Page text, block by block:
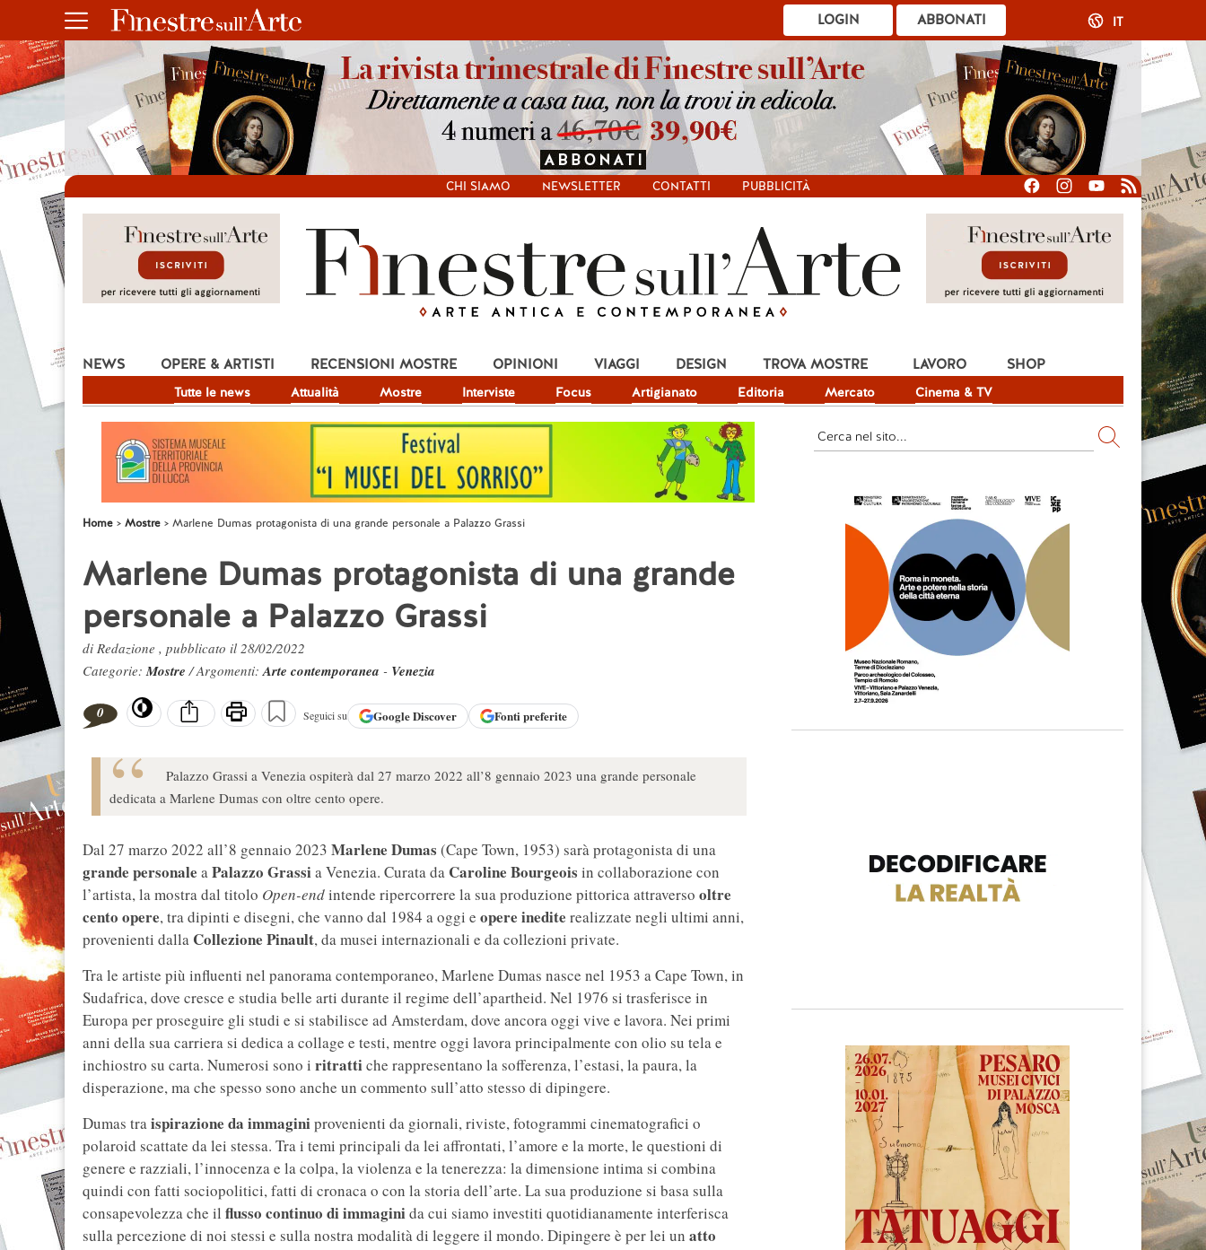
ABBONATI
LOGIN IT
CHI SIAMO NEWSLETTER CONTATTI PUBBLICITÀ
NEWS
Tutte le news Attualità Mostre Interviste Focus Artigianato Editoria Mercato Cinema & TV
OPERE & ARTISTI RECENSIONI MOSTRE OPINIONI VIAGGI DESIGN TROVA MOSTRE LAVORO SHOP
Home Mostre Marlene Dumas protagonista di una grande personale a Palazzo Grassi
Marlene Dumas protagonista di una grande
personale a Palazzo Grassi
di Redazione , pubblicato il 28/02/2022
Categorie:Mostre/ Argomenti:Arte contemporanea - Venezia
0 Seguici su GoogleDiscover Fonti preferite
Palazzo Grassi a Venezia ospiterà dal 27 marzo 2022 all’8 gennaio 2023 una grande personale
dedicata a Marlene Dumas con oltre cento opere.
Dal 27 marzo 2022 all’8 gennaio 2023 Marlene Dumas (Cape Town, 1953) sarà protagonista di una
grande personale aPalazzo Grassia Venezia. Curata da Caroline Bourgeois in collaborazione con
l’artista, la mostra dal titolo Open-endintende ripercorrere la sua produzione pittorica attraverso oltre
cento opere, tra dipinti e disegni, che vanno dal 1984 a oggi e opere inedite realizzate negli ultimi anni,
provenienti dalla Collezione Pinault, da musei internazionali e da collezioni private.
Tra le artiste più influenti nel panorama contemporaneo, Marlene Dumas nasce nel 1953 a Cape Town, in
Sudafrica, dove cresce e studia belle arti durante il regime dell’apartheid. Nel 1976 si trasferisce in
Europa per proseguire gli studi e si stabilisce ad Amsterdam, dove ancora oggi vive e lavora. Nei primi
anni della sua carriera si dedica a collage e testi, mentre oggi lavora principalmente con olio su tela e
inchiostro su carta. Numerosi sono i ritrattiche rappresentano la sofferenza, l’estasi, la paura, la
disperazione, ma che spesso sono anche un commento sull’atto stesso di dipingere.
Dumas traispirazione da immaginiprovenienti da giornali, riviste, fotogrammi cinematografici o
polaroid scattate da lei stessa. Tra i temi principali da lei affrontati, l’amore e la morte, le questioni di
genere e razziali, l’innocenza e la colpa, la violenza e la tenerezza: la dimensione intima si combina
quindi con fatti sociopolitici, fatti di cronaca o con la storia dell’arte. La sua produzione si basa sulla
consapevolezza che il flusso continuo di immaginida cui siamo investiti quotidianamente interferisca
sulla percezione di noi stessi e sulla nostra modalità di leggere il mondo. Dipingere è per lei un atto